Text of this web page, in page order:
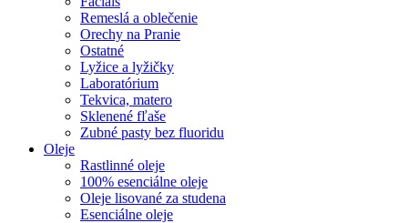
Remeslá a oblečenie
Orechy na Pranie
Ostatné
Lyžice a lyžičky
Laboratórium
Tekvica, matero
Sklenené fľaše
Zubné pasty bez fluoridu
Oleje
Rastlinné oleje
100% esenciálne oleje
Oleje lisované za studena
Esenciálne oleje